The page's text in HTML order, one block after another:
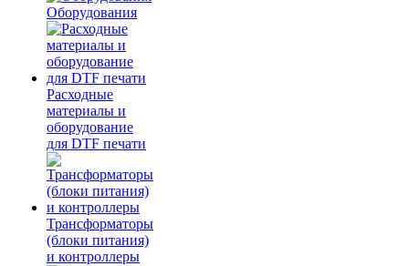
Оборудования
Расходные
материалы и
оборудование
для DTF печати
Трансформаторы
(блоки питания)
и контроллеры